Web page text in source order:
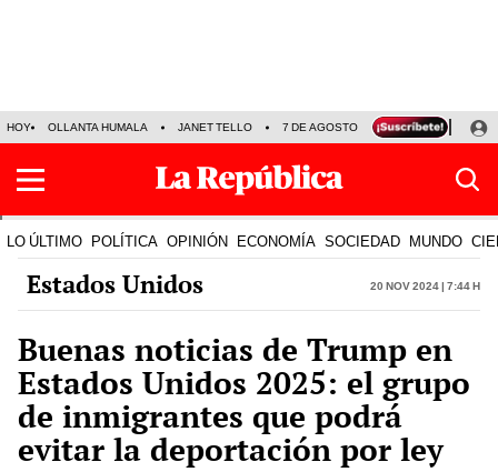
HOY OLLANTA HUMALA JANET TELLO 7 DE AGOSTO TINKA RESULTADOS
LO ÚLTIMO POLÍTICA OPINIÓN ECONOMÍA SOCIEDAD MUNDO
Estados Unidos 20 Nov 2024 | 7:44 h
Buenas noticias de Trump en
Estados Unidos 2025: el grupo
de inmigrantes que podrá
evitar la deportación por ley